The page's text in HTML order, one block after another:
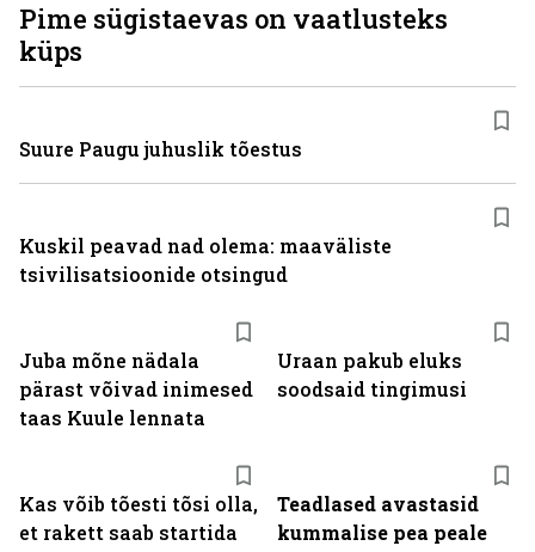
Juba mõne nädala
pärast võivad inimesed
taas Kuule lennata
Uraan pakub eluks
soodsaid tingimusi
Kas võib tõesti tõsi olla,
et rakett saab startida
Teadlased avastasid
kummalise pea peale
Pime sügistaevas on vaatlusteks
küps
Suure Paugu juhuslik tõestus
Kuskil peavad nad olema: maaväliste
tsivilisatsioonide otsingud